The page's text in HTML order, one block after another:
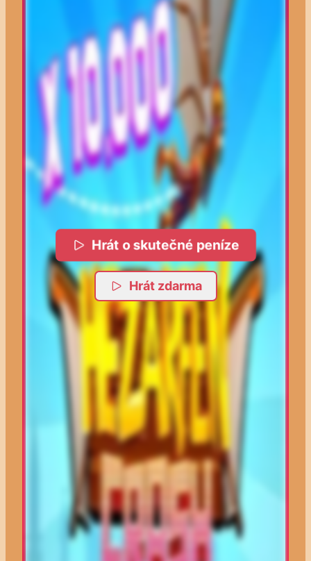
Hrát o skutečné peníze
Hrát zdarma